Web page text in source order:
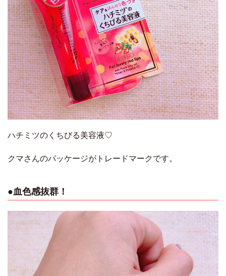
ハチミツのくちびる美容液♡
クマさんのパッケージがトレードマークです。
●血色感抜群！